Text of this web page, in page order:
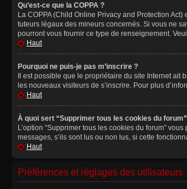
Qu’est-ce que la COPPA ?
La COPPA (Child Online Privacy and Protection
tuteurs légaux des mineurs concernés. Si vous ne
pourront vous fournir ce type de renseignement.
Haut
Pourquoi ne puis-je pas m’inscrire ?
Il est possible que le propriétaire du site Internet
les nouveaux visiteurs de s’inscrire. Pour plus
Haut
À quoi sert “Supprimer tous les cookies du
L’option “Supprimer tous les cookies du forum”
messages, s’ils sont lus ou non lus, si cette
Haut
Préférences et réglages des utilisateurs